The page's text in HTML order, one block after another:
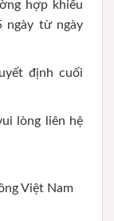
hợp khiếu
ngày từ ngày
định cuối
lòng liên hệ
Việt Nam